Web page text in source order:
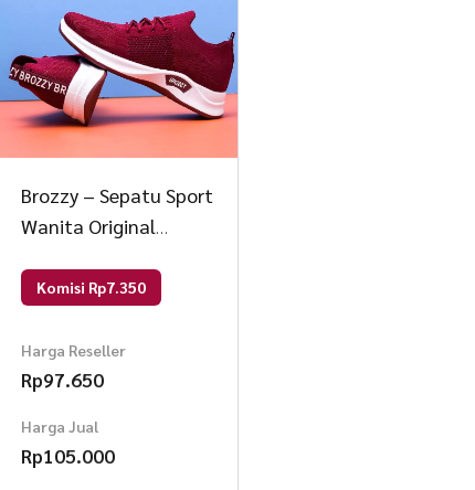
Brozzy – Sepatu Sport
Wanita Original
Rajut Olahraga 37
Komisi Rp7.350
Harga Reseller
Rp97.650
Harga Jual
Rp105.000